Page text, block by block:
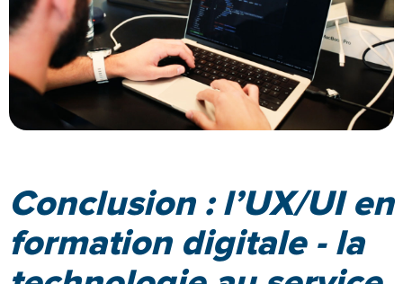
Conclusion : l’UX/UI en
formation digitale - la